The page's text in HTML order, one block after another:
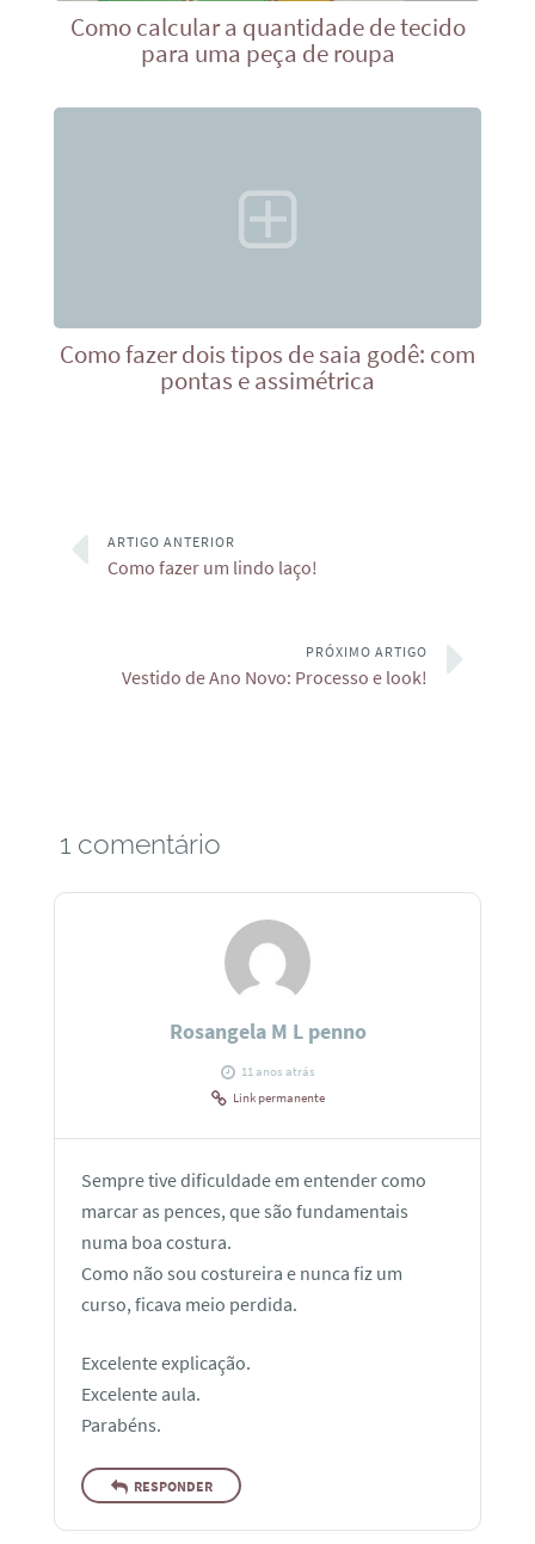
Como calcular a quantidade de tecido
para uma peça de roupa
Como fazer dois tipos de saia godê: com
pontas e assimétrica
ARTIGO ANTERIOR
Como fazer um lindo laço!
PRÓXIMO ARTIGO
Vestido de Ano Novo: Processo e look!
1 comentário
Rosangela M L penno
11 anos atrás
Link permanente
Sempre tive dificuldade em entender como
marcar as pences, que são fundamentais
numa boa costura.
Como não sou costureira e nunca fiz um
curso, ficava meio perdida.
Excelente explicação.
Excelente aula.
Parabéns.
RESPONDER